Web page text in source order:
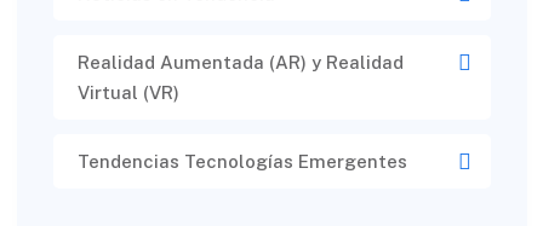
Realidad Aumentada (AR) y Realidad
Virtual (VR)​
Tendencias Tecnologías Emergentes